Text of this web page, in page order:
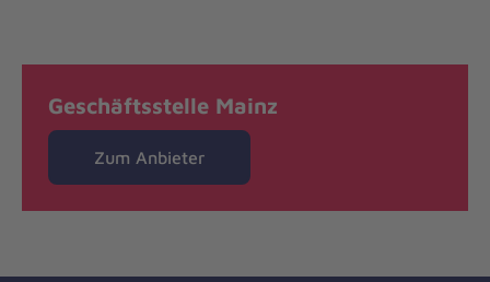
Geschäftsstelle Mainz
Zum Anbieter